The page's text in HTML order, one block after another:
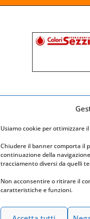
Usiamo cookie per ottimizzare
Chiudere il banner comporta il
continuazione della
tracciamento diversi da quelli
Non acconsentire o ritirare il
caratteristiche e funzioni.